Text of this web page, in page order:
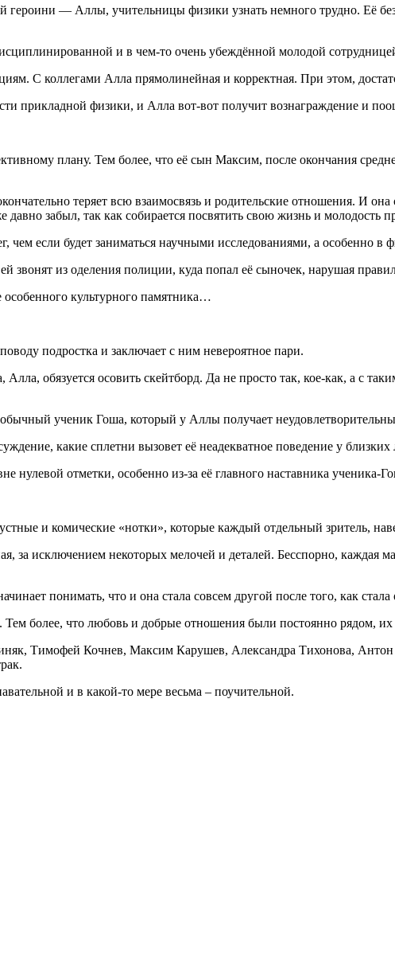
героини — Аллы, учительницы физики узнать немного трудно. Её
и в чем-то очень убеждённой молодой
С коллегами Алла прямолинейная и корректная. При этом,
прикладной физики, и Алла вот-вот получит вознаграждение и
плану. Тем более, что её сын Максим, после окончания
теряет всю взаимосвязь и родительские отношения. И она
забыл, так как собирается посвятить свою жизнь и молодость
чем если будет заниматься научными исследованиями, а особенно в
звонят из оделения полиции, куда попал её сыночек, нарушая
особенного культурного памятника…
подростка и заключает с ним невероятное пари.
обязуется осовить скейтборд. Да не просто так, кое-как, а с
ученик Гоша, который у Аллы получает
какие сплетни вызовет её неадекватное поведение у
нулевой отметки, особенно из-за её главного наставника ученика-
и комические «нотки», которые каждый отдельный зритель,
за исключением некоторых мелочей и деталей. Бесспорно, каждая
понимать, что и она стала совсем другой после того, как
более, что любовь и добрые отношения были постоянно рядом,
Тимофей Кочнев, Максим Карушев, Александра Тихонова,
и в какой-то мере весьма – поучительной.